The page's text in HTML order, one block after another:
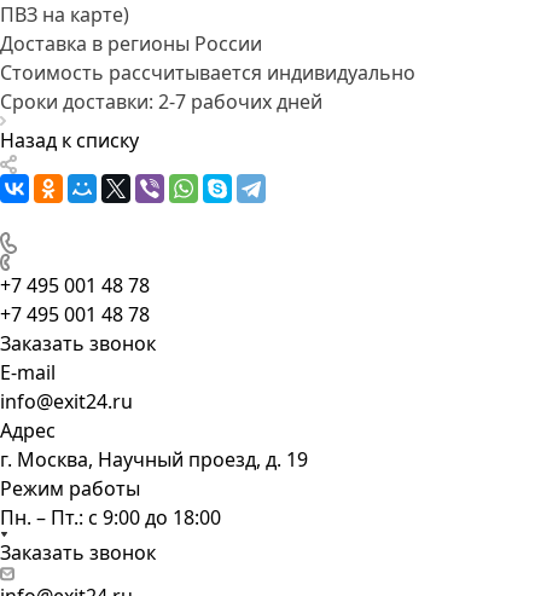
ПВЗ на карте)
Доставка в регионы России
Стоимость рассчитывается индивидуально
Сроки доставки: 2-7 рабочих дней
Назад к списку
+7 495 001 48 78
+7 495 001 48 78
Заказать звонок
E-mail
info@exit24.ru
Адрес
г. Москва, Научный проезд, д. 19
Режим работы
Пн. – Пт.: с 9:00 до 18:00
Заказать звонок